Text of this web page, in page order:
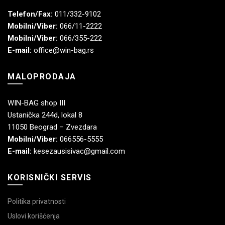
Telefon/Fax: 011/332-9102
Mobilni/Viber: 066/11-2222
Mobilni/Viber: 066/355-222
E-mail: office@win-bag.rs
MALOPRODAJA
WIN-BAG shop III
Ustanička 244d, lokal 8
11050 Beograd – Zvezdara
Mobilni/Viber: 066556-5555
E-mail: kesezausisivac@gmail.com
KORISNIČKI SERVIS
Politika privatnosti
Uslovi korišćenja